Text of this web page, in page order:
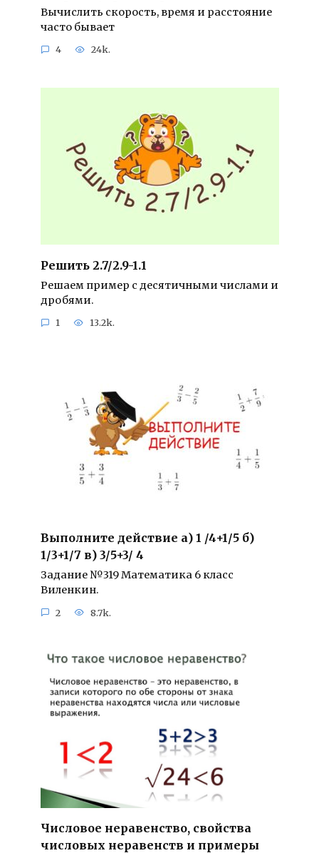
Вычислить скорость, время и расстояние
часто бывает
4 24k.
Решить 2.7/2.9-1.1
Решаем пример с десятичными числами и
дробями.
1 13.2k.
Выполните действие а) 1 /4+1/5 б)
1/3+1/7 в) 3/5+3/ 4
Задание №319 Математика 6 класс
Виленкин.
2 8.7k.
Числовое неравенство, свойства
числовых неравенств и примеры